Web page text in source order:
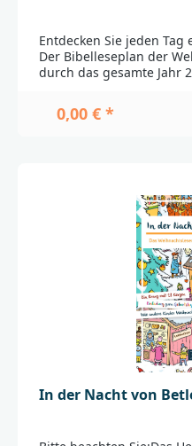
Entdecken Sie jeden
Der Bibelleseplan der
durch das gesamte Jahr
Monatsspruch sowie ein
für Sie bereit.Der
_____________Bei
Sie sich bitte
Str. 31 A70567
0,00 € *
In der Nacht von